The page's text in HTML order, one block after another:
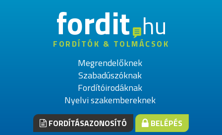
fordithu
FORDÍTÓK & TOLMÁCSOK
Megrendelőknek
Szabadúszóknak
Fordítóirodáknak
Nyelvi szakembereknek
FORDÍTÁSAZONOSÍTÓ BELÉPÉS